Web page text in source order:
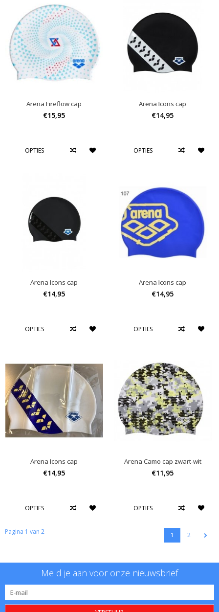
Arena Fireflow cap
€15,95
OPTIES
Arena Icons cap
€14,95
OPTIES
Arena Icons cap
€14,95
OPTIES
Arena Icons cap
€14,95
OPTIES
Arena Icons cap
€14,95
OPTIES
Arena Camo cap zwart-wit
€11,95
OPTIES
Pagina 1 van 2 1 2
Meld je aan voor onze nieuwsbrief